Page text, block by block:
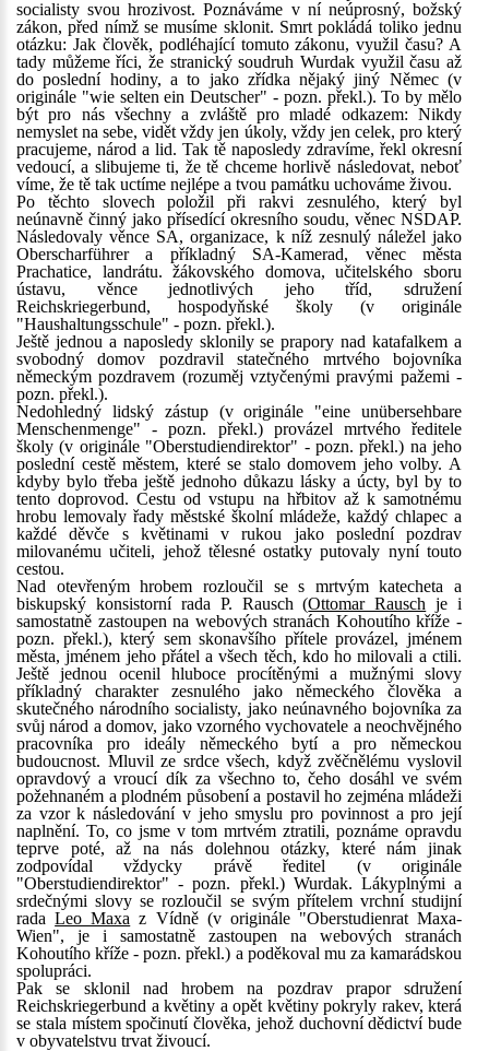
socialisty svou hrozivost. Poznáváme v ní neúprosný, božský
zákon, před nímž se musíme sklonit. Smrt pokládá toliko jednu
otázku: Jak člověk, podléhající tomuto zákonu, využil času? A
tady můžeme říci, že stranický soudruh Wurdak využil času až
do poslední hodiny, a to jako zřídka nějaký jiný Němec (v
originále "wie selten ein Deutscher" - pozn. překl.). To by mělo
být pro nás všechny a zvláště pro mladé odkazem: Nikdy
nemyslet na sebe, vidět vždy jen úkoly, vždy jen celek, pro který
pracujeme, národ a lid. Tak tě naposledy zdravíme, řekl okresní
vedoucí, a slibujeme ti, že tě chceme horlivě následovat, neboť
víme, že tě tak uctíme nejlépe a tvou památku uchováme živou.
Po těchto slovech položil při rakvi zesnulého, který byl
neúnavně činný jako přísedící okresního soudu, věnec NSDAP.
Následovaly věnce SA, organizace, k níž zesnulý náležel jako
Oberscharführer a příkladný SA-Kamerad, věnec města
Prachatice, landrátu. žákovského domova, učitelského sboru
ústavu, věnce jednotlivých jeho tříd, sdružení
Reichskriegerbund, hospodyňské školy (v originále
"Haushaltungsschule" - pozn. překl.).
Ještě jednou a naposledy sklonily se prapory nad katafalkem a
svobodný domov pozdravil statečného mrtvého bojovníka
německým pozdravem (rozuměj vztyčenými pravými pažemi -
pozn. překl.).
Nedohledný lidský zástup (v originále "eine unübersehbare
Menschenmenge" - pozn. překl.) provázel mrtvého ředitele
školy (v originále "Oberstudiendirektor" - pozn. překl.) na jeho
poslední cestě městem, které se stalo domovem jeho volby. A
kdyby bylo třeba ještě jednoho důkazu lásky a úcty, byl by to
tento doprovod. Cestu od vstupu na hřbitov až k samotnému
hrobu lemovaly řady městské školní mládeže, každý chlapec a
každé děvče s květinami v rukou jako poslední pozdrav
milovanému učiteli, jehož tělesné ostatky putovaly nyní touto
cestou.
Nad otevřeným hrobem rozloučil se s mrtvým katecheta a
biskupský konsistorní rada P. Rausch (Ottomar Rausch je i
samostatně zastoupen na webových stranách Kohoutího kříže -
pozn. překl.), který sem skonavšího přítele provázel, jménem
města, jménem jeho přátel a všech těch, kdo ho milovali a ctili.
Ještě jednou ocenil hluboce procítěnými a mužnými slovy
příkladný charakter zesnulého jako německého člověka a
skutečného národního socialisty, jako neúnavného bojovníka za
svůj národ a domov, jako vzorného vychovatele a neochvějného
pracovníka pro ideály německého bytí a pro německou
budoucnost. Mluvil ze srdce všech, když zvěčnělému vyslovil
opravdový a vroucí dík za všechno to, čeho dosáhl ve svém
požehnaném a plodném působení a postavil ho zejména mládeži
za vzor k následování v jeho smyslu pro povinnost a pro její
naplnění. To, co jsme v tom mrtvém ztratili, poznáme opravdu
teprve poté, až na nás dolehnou otázky, které nám jinak
zodpovídal vždycky právě ředitel (v originále
"Oberstudiendirektor" - pozn. překl.) Wurdak. Lákyplnými a
srdečnými slovy se rozloučil se svým přítelem vrchní studijní
radaLeo Maxa z Vídně (v originále "Oberstudienrat Maxa-
Wien", je i samostatně zastoupen na webových stranách
Kohoutího kříže - pozn. překl.) a poděkoval mu za kamarádskou
spolupráci.
Pak se sklonil nad hrobem na pozdrav prapor sdružení
Reichskriegerbund a květiny a opět květiny pokryly rakev, která
se stala místem spočinutí člověka, jehož duchovní dědictví bude
v obyvatelstvu trvat živoucí.